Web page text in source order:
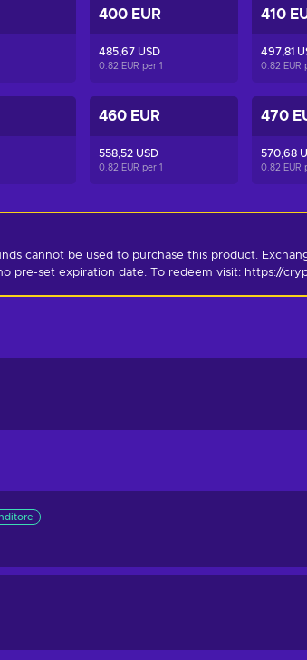
400 EUR
485,67 USD
0.82 EUR per 1
410
497,81
0.82 EUR
460 EUR
558,52 USD
0.82 EUR per 1
470
570,68
0.82 EUR
cannot be used to purchase this product.
pre-set expiration date. To redeem visit: https://